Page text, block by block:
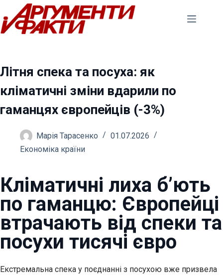
Перейти
до
вмісту
Літня спека та посуха: як
кліматичні зміни вдарили по
гаманцях європейців (-3%)
Марія Тарасенко
01.07.2026
Економіка країни
Кліматичні лиха б’ють
по гаманцю: Європейці
втрачають від спеки та
посухи тисячі євро
Екстремальна спека у поєднанні з посухою вже призвела